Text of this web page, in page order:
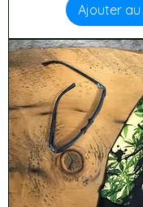
Ajouter